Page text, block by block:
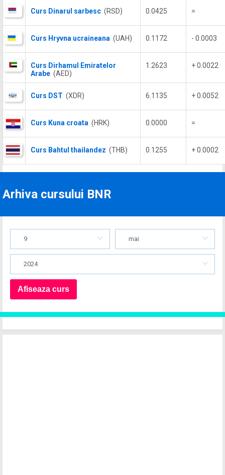
Curs Dinarul sarbesc (RSD) 0.0425 =
Curs Hryvna ucraineana (UAH) 0.1172 - 0.0003
Curs Dirhamul Emiratelor
Arabe (AED)
1.2623 + 0.0022
Curs DST (XDR) 6.1135 + 0.0052
Curs Kuna croata (HRK) 0.0000 =
Curs Bahtul thailandez (THB) 0.1255 + 0.0002
Arhiva cursului BNR
9 mai
2024